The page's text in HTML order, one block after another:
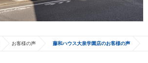
お客様の声 藤和ハウス大泉学園店のお客様の声